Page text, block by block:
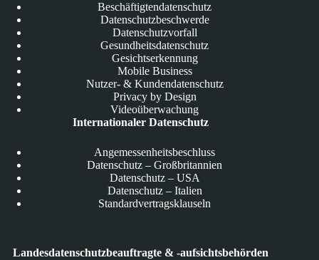
Beschäftigtendatenschutz
Datenschutzbeschwerde
Datenschutzvorfall
Gesundheitsdatenschutz
Gesichtserkennung
Mobile Business
Nutzer- & Kundendatenschutz
Privacy by Design
Videoüberwachung
Internationaler Datenschutz
Angemessenheitsbeschluss
Datenschutz – Großbritannien
Datenschutz – USA
Datenschutz – Italien
Standardvertragsklauseln
Landesdatenschutzbeauftragte & -aufsichtsbehörden